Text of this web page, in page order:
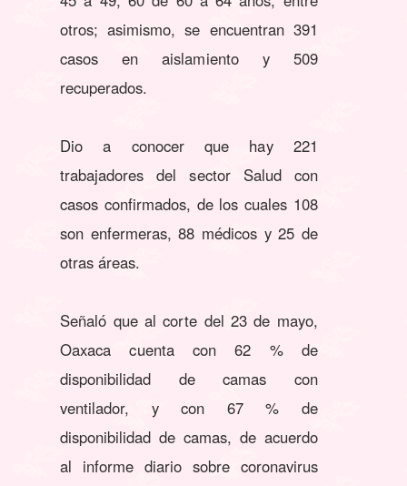
otros; asimismo, se encuentran 391
casos en aislamiento y 509
recuperados.
Dio a conocer que hay 221
trabajadores del sector Salud con
casos confirmados, de los cuales 108
son enfermeras, 88 médicos y 25 de
otras áreas.
Señaló que al corte del 23 de mayo,
Oaxaca cuenta con 62 % de
disponibilidad de camas con
ventilador, y con 67 % de
disponibilidad de camas, de acuerdo
al informe diario sobre coronavirus